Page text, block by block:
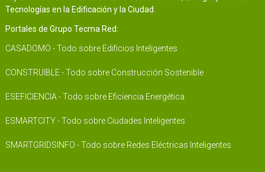
Tecnologías en la Edificación y la Ciudad.
Portales de Grupo Tecma Red:
CASADOMO - Todo sobre Edificios Inteligentes
CONSTRUIBLE - Todo sobre Construcción Sostenible
ESEFICIENCIA - Todo sobre Eficiencia Energética
ESMARTCITY - Todo sobre Ciudades Inteligentes
SMARTGRIDSINFO - Todo sobre Redes Eléctricas Inteligentes